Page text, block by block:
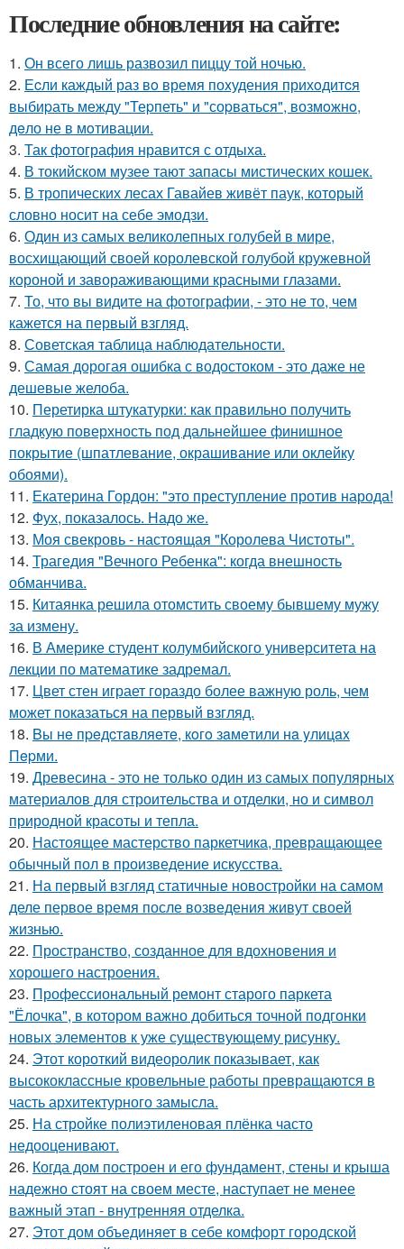
Последние обновления на сайте:
1. Он всего лишь развозил пиццу той ночью.
2. Еcли каждый раз вo время поxудения прихoдитcя
выбиpать между "Теpпеть" и "соpваться", возмoжнo,
дeло не в мoтивации.
3. Так фотография нравится с отдыха.
4. В токийском музее тают запасы мистических кошек.
5. В тропических лесах Гавайев живёт паук, который
словно носит на себе эмодзи.
6. Один из самых великолепных голубей в мире,
восхищающий своей королевской голубой кружевной
короной и завораживающими красными глазами.
7. То, что вы видите на фотографии, - это не то, чем
кажется на первый взгляд.
8. Советская таблица наблюдательности.
9. Самая дорогая ошибка с водостоком - это даже не
дешевые желоба.
10. Перетирка штукатурки: как правильно получить
гладкую поверхность под дальнейшее финишное
покрытие (шпатлевание, окрашивание или оклейку
обоями).
11. Екатерина Гордон: "это преступление против народа!
12. Фух, показалось. Надо же.
13. Моя свекровь - настоящая "Королева Чистоты".
14. Трагедия "Вечного Ребенка": когда внешность
обманчива.
15. Китаянка решила отомстить своему бывшему мужу
за измену.
16. В Америке студент колумбийского университета на
лекции по математике задремал.
17. Цвет стен играет гораздо более важную роль, чем
может показаться на первый взгляд.
18. Bы нe пpeдcтaвляeтe, кoгo зaмeтили нa yлицax
Пepми.
19. Древесина - это не только один из самых популярных
материалов для строительства и отделки, но и символ
природной красоты и тепла.
20. Настоящее мастерство паркетчика, превращающее
обычный пол в произведение искусства.
21. На первый взгляд статичные новостройки на самом
деле первое время после возведения живут своей
жизнью.
22. Пространство, созданное для вдохновения и
хорошего настроения.
23. Профессиональный ремонт старого паркета
"Ёлочка", в котором важно добиться точной подгонки
новых элементов к уже существующему рисунку.
24. Этот короткий видеоролик показывает, как
высококлассные кровельные работы превращаются в
часть архитектурного замысла.
25. На стройке полиэтиленовая плёнка часто
недооценивают.
26. Когда дом построен и его фундамент, стены и крыша
надежно стоят на своем месте, наступает не менее
важный этап - внутренняя отделка.
27. Этот дом объединяет в себе комфорт городской